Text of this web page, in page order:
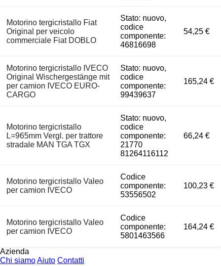
Motorino tergicristallo Fiat
Original per veicolo
commerciale Fiat DOBLO
Stato: nuovo,
codice
componente:
46816698
54,25 €
Motorino tergicristallo IVECO
Original Wischergestänge mit
per camion IVECO EURO-
CARGO
Stato: nuovo,
codice
componente:
99439637
165,24 €
Motorino tergicristallo
L=965mm Vergl. per trattore
stradale MAN TGA TGX
Stato: nuovo,
codice
componente:
21770
81264116112
66,24 €
Motorino tergicristallo Valeo
per camion IVECO
Codice
componente:
53556502
100,23 €
Motorino tergicristallo Valeo
per camion IVECO
Codice
componente:
5801463566
164,24 €
Azienda
Chi siamoAiuto Contatti